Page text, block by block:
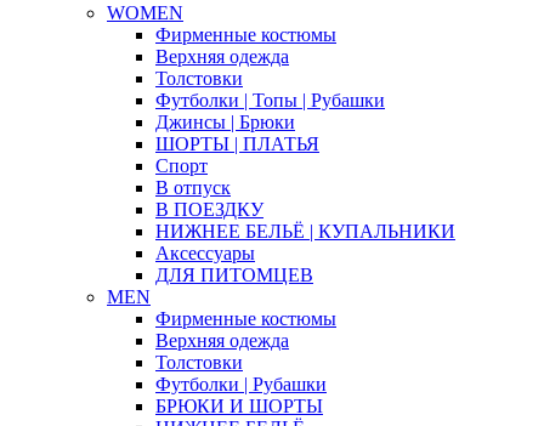
WOMEN
Фирменные костюмы
Верхняя одежда
Толстовки
Футболки | Топы | Рубашки
Джинсы | Брюки
ШОРТЫ | ПЛАТЬЯ
Спорт
В отпуск
В ПОЕЗДКУ
НИЖНЕЕ БЕЛЬЁ | КУПАЛЬНИКИ
Аксессуары
ДЛЯ ПИТОМЦЕВ
MEN
Фирменные костюмы
Верхняя одежда
Толстовки
Футболки | Рубашки
БРЮКИ И ШОРТЫ